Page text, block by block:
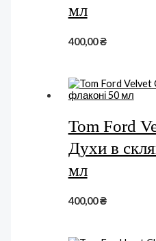
мл
400,00₴
Tom Ford
Духи в
мл
400,00₴